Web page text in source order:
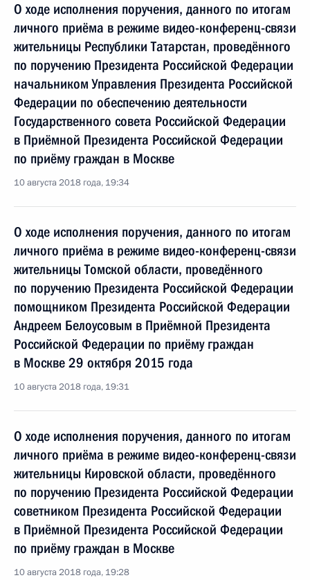
О ходе исполнения поручения, данного по итогам
личного приёма в режиме видео-конференц-связи
жительницы Республики Татарстан, проведённого
по поручению Президента Российской Федерации
начальником Управления Президента Российской
Федерации по обеспечению деятельности
Государственного совета Российской Федерации
в Приёмной Президента Российской Федерации
по приёму граждан в Москве
10 августа 2018 года, 19:34
О ходе исполнения поручения, данного по итогам
личного приёма в режиме видео-конференц-связи
жительницы Томской области, проведённого
по поручению Президента Российской Федерации
помощником Президента Российской Федерации
Андреем Белоусовым в Приёмной Президента
Российской Федерации по приёму граждан
в Москве 29 октября 2015 года
10 августа 2018 года, 19:31
О ходе исполнения поручения, данного по итогам
личного приёма в режиме видео-конференц-связи
жительницы Кировской области, проведённого
по поручению Президента Российской Федерации
советником Президента Российской Федерации
в Приёмной Президента Российской Федерации
по приёму граждан в Москве
10 августа 2018 года, 19:28